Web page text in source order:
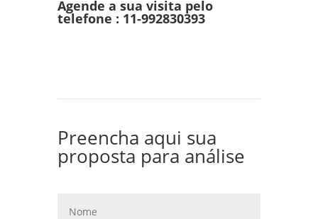
Agende a sua visita pelo
telefone : 11-992830393
Preencha aqui sua
proposta para análise